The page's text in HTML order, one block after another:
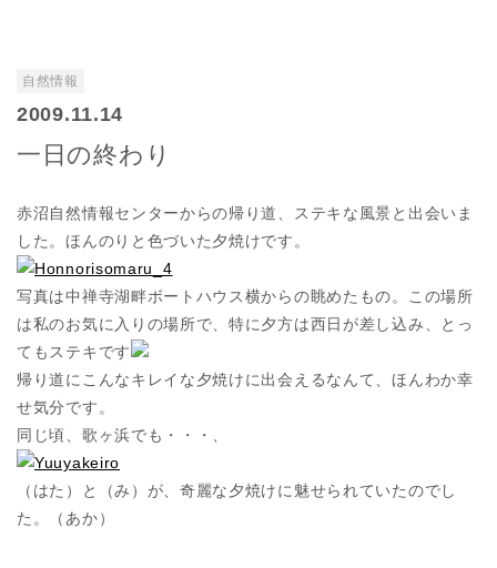
自然情報
2009.11.14
一日の終わり
赤沼自然情報センターからの帰り道、ステキな風景と出会いま
した。ほんのりと色づいた夕焼けです。
写真は中禅寺湖畔ボートハウス横からの眺めたもの。この場所
は私のお気に入りの場所で、特に夕方は西日が差し込み、とっ
てもステキです
帰り道にこんなキレイな夕焼けに出会えるなんて、ほんわか幸
せ気分です。
同じ頃、歌ヶ浜でも・・・、
（はた）と（み）が、奇麗な夕焼けに魅せられていたのでし
た。（あか）